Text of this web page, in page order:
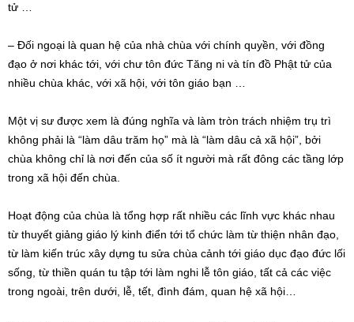
tử …
– Đối ngoại là quan hệ của nhà chùa với chính quyền, với đồng
đạo ở nơi khác tới, với chư tôn đức Tăng ni và tín đồ Phật tử của
nhiều chùa khác, với xã hội, với tôn giáo bạn …
Một vị sư được xem là đúng nghĩa và làm tròn trách nhiệm trụ trì
không phải là “làm dâu trăm họ” mà là “làm dâu cả xã hội”, bởi
chùa không chỉ là nơi đến của số ít người mà rất đông các tầng lớp
trong xã hội đến chùa.
Hoạt động của chùa là tổng hợp rất nhiều các lĩnh vực khác nhau
từ thuyết giảng giáo lý kinh điển tới tổ chức làm từ thiện nhân đạo,
từ làm kiến trúc xây dựng tu sửa chùa cảnh tới giáo dục đạo đức lối
sống, từ thiền quán tu tập tới làm nghi lễ tôn giáo, tất cả các việc
trong ngoài, trên dưới, lễ, tết, đình đám, quan hệ xã hội…